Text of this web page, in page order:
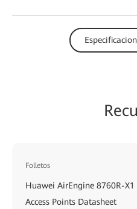
Folletos
Huawei AirEngine 8760R-
Access Points Datasheet